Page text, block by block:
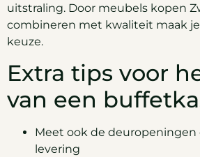
uitstraling. Door meubels kopen
combineren met kwaliteit maak
keuze.
Extra tips voor
van een
Meet ook de deuropeningen
levering